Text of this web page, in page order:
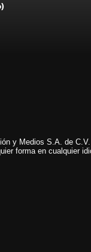
y Medios S.A. de
forma en cualquier